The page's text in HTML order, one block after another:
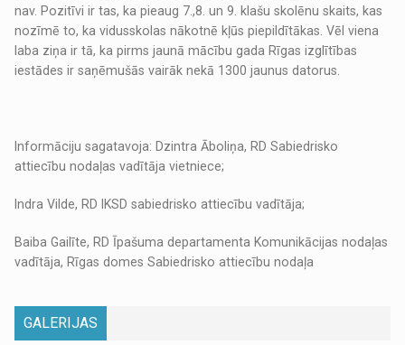
nav. Pozitīvi ir tas, ka pieaug 7.,8. un 9. klašu skolēnu skaits, kas
nozīmē to, ka vidusskolas nākotnē kļūs piepildītākas. Vēl viena
laba ziņa ir tā, ka pirms jaunā mācību gada Rīgas izglītības
iestādes ir saņēmušās vairāk nekā 1300 jaunus datorus.
Informāciju sagatavoja: Dzintra Āboliņa, RD Sabiedrisko
attiecību nodaļas vadītāja vietniece;
Indra Vilde, RD IKSD sabiedrisko attiecību vadītāja;
Baiba Gailīte, RD Īpašuma departamenta Komunikācijas nodaļas
vadītāja, Rīgas domes Sabiedrisko attiecību nodaļa
GALERIJAS